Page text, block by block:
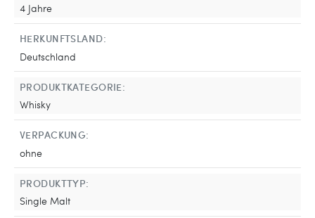
4 Jahre
HERKUNFTSLAND:
Deutschland
PRODUKTKATEGORIE:
Whisky
VERPACKUNG:
ohne
PRODUKTTYP:
Single Malt